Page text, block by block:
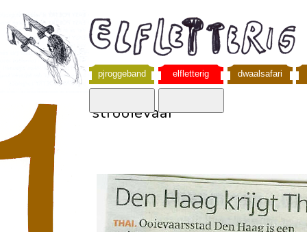
pjroggeband elfletterig dwaalsafari
strooievaar